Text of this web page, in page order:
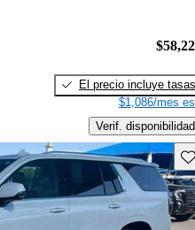
El precio incluye tasas
$1,086/mes
Verif. disponibilidad